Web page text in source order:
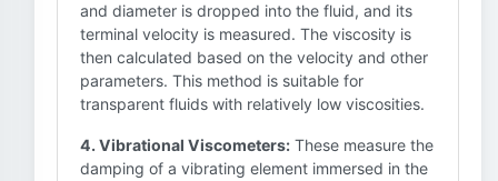
and diameter is dropped into the fluid, and its
terminal velocity is measured. The viscosity is
then calculated based on the velocity and other
parameters. This method is suitable for
transparent fluids with relatively low viscosities.
4. Vibrational Viscometers: These measure the
damping of a vibrating element immersed in the